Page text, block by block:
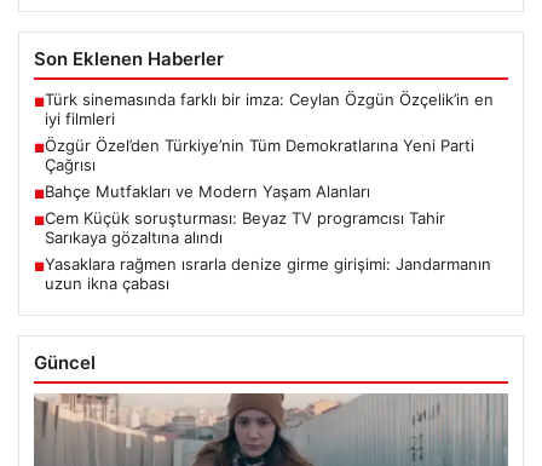
Son Eklenen Haberler
■Türk sinemasında farklı bir imza: Ceylan Özgün Özçelik’in en
iyi filmleri
■Özgür Özel’den Türkiye’nin Tüm Demokratlarına Yeni Parti
Çağrısı
■Bahçe Mutfakları ve Modern Yaşam Alanları
■Cem Küçük soruşturması: Beyaz TV programcısı Tahir
Sarıkaya gözaltına alındı
■Yasaklara rağmen ısrarla denize girme girişimi: Jandarmanın
uzun ikna çabası
Güncel